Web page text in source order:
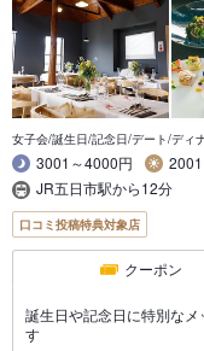
女子会/誕生日/記念日/デート/ディ
3001～4000円
JR五日市駅から12分
口コミ投稿特典対象店
クーポン
誕生日や記念日に特別な
す